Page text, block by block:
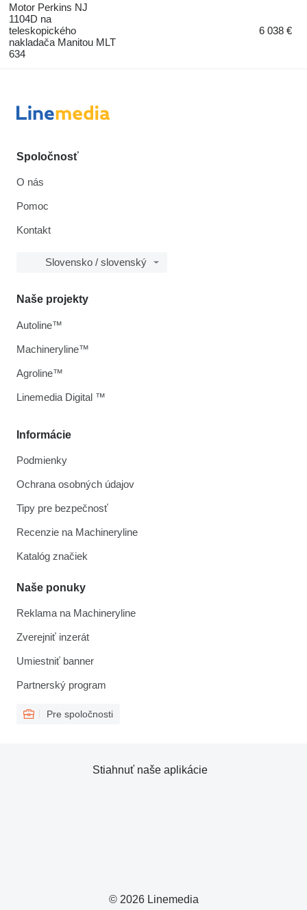
Motor Perkins NJ
1104D na
teleskopického
nakladača Manitou MLT
634
6 038 €
Spoločnosť
O nás
Pomoc
Kontakt
Slovensko / slovenský
Informácie
Podmienky
Ochrana osobných údajov
Tipy pre bezpečnosť
Recenzie na Machineryline
Katalóg značiek
Naše ponuky
Reklama na Machineryline
Zverejniť inzerát
Umiestniť banner
Partnerský program
Pre spoločnosti
Naše projekty
Autoline™
Machineryline™
Agroline™
Linemedia Digital ™
© 2026 Linemedia
Stiahnuť naše aplikácie